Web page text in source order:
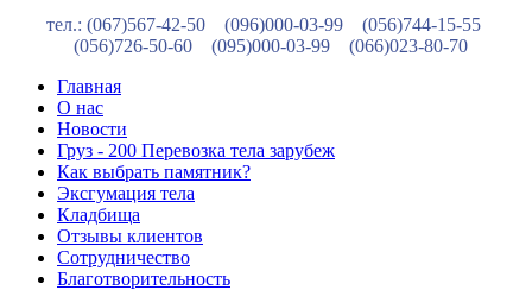
тел.: (067)567-42-50 (096)000-03-99
(056)744-15-55
(056)726-50-60
(095)000-03-99
(066)023-80-70
Главная
О нас
Новости
Груз - 200 Перевозка тела зарубеж
Как выбрать памятник?
Эксгумация тела
Кладбища
Отзывы клиентов
Сотрудничество
Благотворительность